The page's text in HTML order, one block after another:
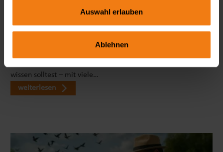
Auswahl erlauben
Ablehnen
wissen solltest – mit viele…
weiterlesen